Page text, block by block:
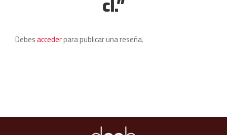
Debesaccederpara publicar una reseña.